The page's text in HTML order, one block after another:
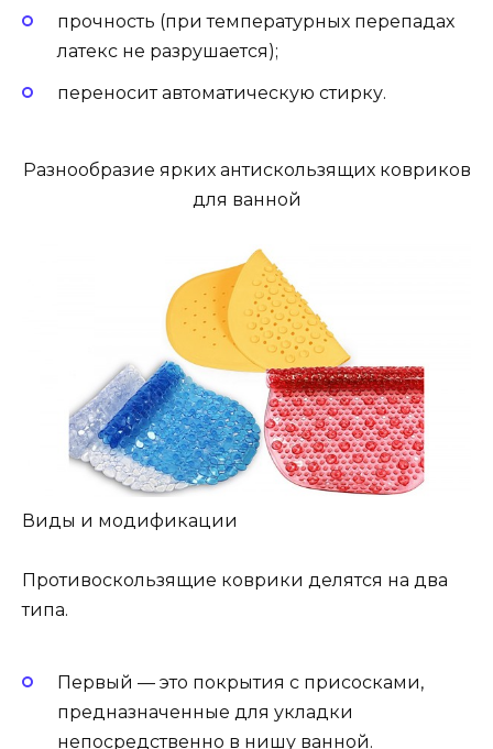
прочность (при температурных перепадах
латекс не разрушается);
переносит автоматическую стирку.
Разнообразие ярких антискользящих ковриков
для ванной
Виды и модификации
Противоскользящие коврики делятся на два
типа.
Первый — это покрытия с присосками,
предназначенные для укладки
непосредственно в нишу ванной.